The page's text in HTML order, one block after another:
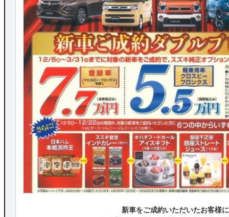
新車をご成約いただいたお客様